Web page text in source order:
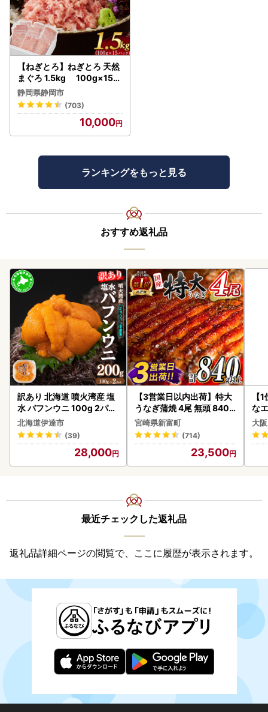
【ねぎとろ】ねぎとろ 天然
まぐろ 1.5kg 100g×15パ
ック
静岡県静岡市
(703)
10,000
ランキングをもっと見る
おすすめ返礼品
訳あり 北海道 噴火湾産 塩
水 バフンウニ 100g 2パッ
ク 計200g 《アフター保証
付き》うに ウニ 雲丹 海鮮
海の幸 魚介類 ウニ丼 お寿
司 濃厚 無添加 産地直送 お
取り寄せ 山村水産 送料無
北海道伊達市
(39)
28,000
【3営業日以内出荷】特大
うなぎ蒲焼 4尾 無頭 840g
以上 C388-840-3D
宮崎県新富町
(714)
23,500
【
な
大
最近チェックした返礼品
返礼品詳細ページの閲覧で、ここに履歴が表示されます。